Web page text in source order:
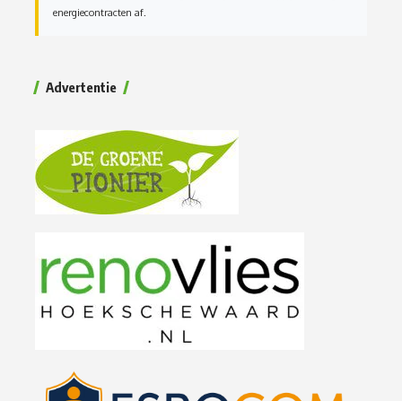
energiecontracten af.
Advertentie